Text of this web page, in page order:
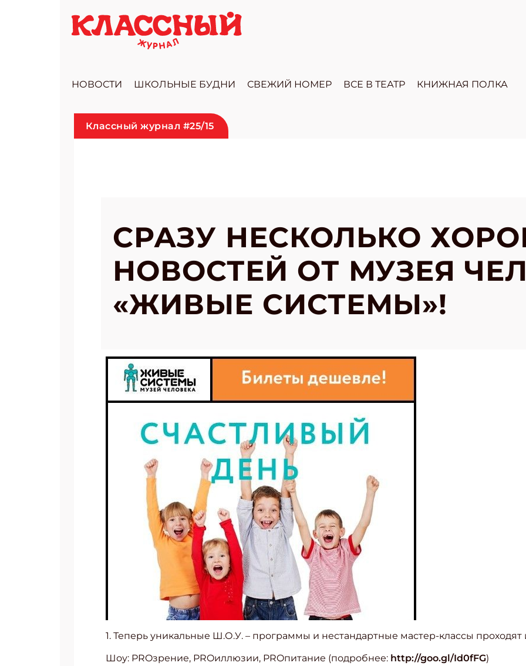
НОВОСТИ ШКОЛЬНЫЕ БУДНИ СВЕЖИЙ НОМЕР ВСЕ В ТЕАТР КНИЖНАЯ ПОЛКА
Классный журнал #25/15
СРАЗУ НЕСКОЛЬКО
НОВОСТЕЙ ОТ МУЗЕЯ
«ЖИВЫЕ СИСТЕМЫ»!
1. Теперь уникальные Ш.О.У. – программы и нестандартные мастер-классы проходят
Шоу: PROзрение, PROиллюзии, PROпитание (подробнее: http://goo.gl/Id0fFG)